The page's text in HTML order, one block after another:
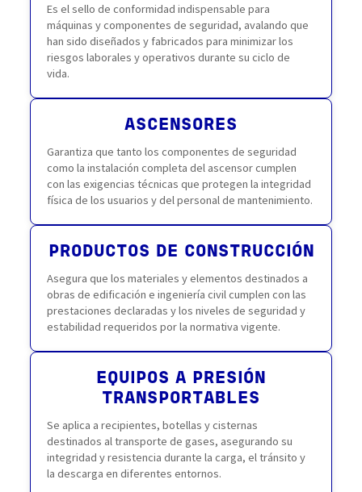
Es el sello de conformidad indispensable para
máquinas y componentes de seguridad, avalando que
han sido diseñados y fabricados para minimizar los
riesgos laborales y operativos durante su ciclo de
vida.
ASCENSORES
Garantiza que tanto los componentes de seguridad
como la instalación completa del ascensor cumplen
con las exigencias técnicas que protegen la integridad
física de los usuarios y del personal de mantenimiento.
PRODUCTOS DE CONSTRUCCIÓN
Asegura que los materiales y elementos destinados a
obras de edificación e ingeniería civil cumplen con las
prestaciones declaradas y los niveles de seguridad y
estabilidad requeridos por la normativa vigente.
EQUIPOS A PRESIÓN
TRANSPORTABLES
Se aplica a recipientes, botellas y cisternas
destinados al transporte de gases, asegurando su
integridad y resistencia durante la carga, el tránsito y
la descarga en diferentes entornos.